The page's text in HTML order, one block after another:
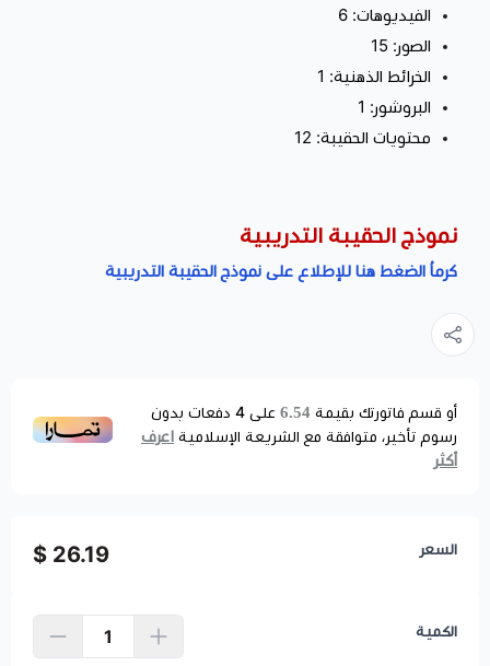
الفيديوهات: 6
الصور: 15
الخرائط الذهنية: 1
البروشور: 1
محتويات الحقيبة: 12
نموذج الحقيبة التدريبية
كرماُ الضغط هنا للإطلاع على نموذج الحقيبة التدريبية
أو قسم فاتورتك بقيمة 6.54 على 4 دفعات بدون
رسوم تأخير، متوافقة مع الشريعة الإسلامية اعرف
أكثر
السعر 26.19 $
الكمية